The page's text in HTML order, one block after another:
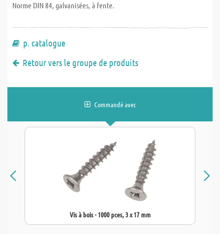
Norme DIN 84, galvanisées, à fente.
p. catalogue
Retour vers le groupe de produits
Commandé avec
Vis à bois - 1000 pces, 3 x 17 mm